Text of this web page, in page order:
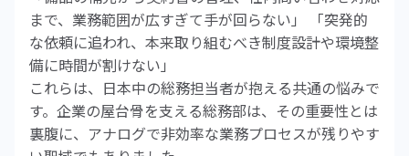
まで、業務範囲が広すぎて手が回らない」 「突発的
な依頼に追われ、本来取り組むべき制度設計や環境整
備に時間が割けない」
これらは、日本中の総務担当者が抱える共通の悩みで
す。企業の屋台骨を支える総務部は、その重要性とは
裏腹に、アナログで非効率な業務プロセスが残りやす